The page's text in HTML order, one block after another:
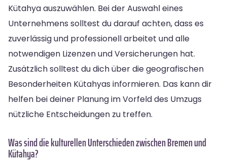
Kütahya auszuwählen. Bei der Auswahl eines
Unternehmens solltest du darauf achten, dass es
zuverlässig und professionell arbeitet und alle
notwendigen Lizenzen und Versicherungen hat.
Zusätzlich solltest du dich über die geografischen
Besonderheiten Kütahyas informieren. Das kann dir
helfen bei deiner Planung im Vorfeld des Umzugs
nützliche Entscheidungen zu treffen.
Was sind die kulturellen Unterschieden zwischen Bremen und
Kütahya?